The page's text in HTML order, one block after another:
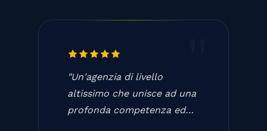
"Un'agenzia di livello
altissimo che unisce ad una
profonda competenza ed